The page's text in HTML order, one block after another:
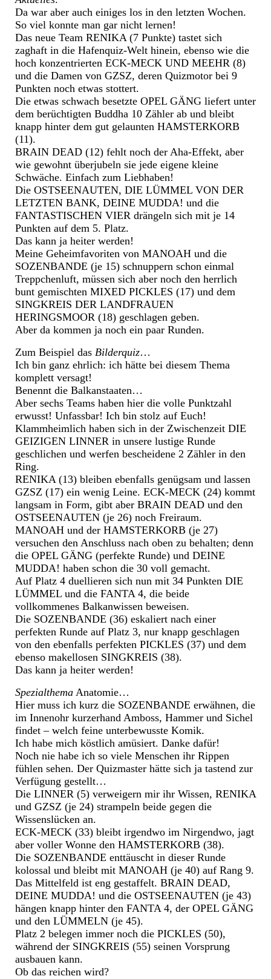
Da war aber auch einiges los in den letzten Wochen.
So viel konnte man gar nicht lernen!
Das neue Team RENIKA (7 Punkte) tastet sich
zaghaft in die Hafenquiz-Welt hinein, ebenso wie die
hoch konzentrierten ECK-MECK UND MEEHR (8)
und die Damen von GZSZ, deren Quizmotor bei 9
Punkten noch etwas stottert.
Die etwas schwach besetzte OPEL GÄNG liefert unter
dem berüchtigten Buddha 10 Zähler ab und bleibt
knapp hinter dem gut gelaunten HAMSTERKORB
(11).
BRAIN DEAD (12) fehlt noch der Aha-Effekt, aber
wie gewohnt überjubeln sie jede eigene kleine
Schwäche. Einfach zum Liebhaben!
Die OSTSEENAUTEN, DIE LÜMMEL VON DER
LETZTEN BANK, DEINE MUDDA! und die
FANTASTISCHEN VIER drängeln sich mit je 14
Punkten auf dem 5. Platz.
Das kann ja heiter werden!
Meine Geheimfavoriten von MANOAH und die
SOZENBANDE (je 15) schnuppern schon einmal
Treppchenluft, müssen sich aber noch den herrlich
bunt gemischten MIXED PICKLES (17) und dem
SINGKREIS DER LANDFRAUEN
HERINGSMOOR (18) geschlagen geben.
Aber da kommen ja noch ein paar Runden.
Zum Beispiel das Bilderquiz…
Ich bin ganz ehrlich: ich hätte bei diesem Thema
komplett versagt!
Benennt die Balkanstaaten…
Aber sechs Teams haben hier die volle Punktzahl
erwusst! Unfassbar! Ich bin stolz auf Euch!
Klammheimlich haben sich in der Zwischenzeit DIE
GEIZIGEN LINNER in unsere lustige Runde
geschlichen und werfen bescheidene 2 Zähler in den
Ring.
RENIKA (13) bleiben ebenfalls genügsam und lassen
GZSZ (17) ein wenig Leine. ECK-MECK (24) kommt
langsam in Form, gibt aber BRAIN DEAD und den
OSTSEENAUTEN (je 26) noch Freiraum.
MANOAH und der HAMSTERKORB (je 27)
versuchen den Anschluss nach oben zu behalten; denn
die OPEL GÄNG (perfekte Runde) und DEINE
MUDDA! haben schon die 30 voll gemacht.
Auf Platz 4 duellieren sich nun mit 34 Punkten DIE
LÜMMEL und die FANTA 4, die beide
vollkommenes Balkanwissen beweisen.
Die SOZENBANDE (36) eskaliert nach einer
perfekten Runde auf Platz 3, nur knapp geschlagen
von den ebenfalls perfekten PICKLES (37) und dem
ebenso makellosen SINGKREIS (38).
Das kann ja heiter werden!
Spezialthema Anatomie…
Hier muss ich kurz die SOZENBANDE erwähnen, die
im Innenohr kurzerhand Amboss, Hammer und Sichel
findet – welch feine unterbewusste Komik.
Ich habe mich köstlich amüsiert. Danke dafür!
Noch nie habe ich so viele Menschen ihr Rippen
fühlen sehen. Der Quizmaster hätte sich ja tastend zur
Verfügung gestellt…
Die LINNER (5) verweigern mir ihr Wissen, RENIKA
und GZSZ (je 24) strampeln beide gegen die
Wissenslücken an.
ECK-MECK (33) bleibt irgendwo im Nirgendwo, jagt
aber voller Wonne den HAMSTERKORB (38).
Die SOZENBANDE enttäuscht in dieser Runde
kolossal und bleibt mit MANOAH (je 40) auf Rang 9.
Das Mittelfeld ist eng gestaffelt. BRAIN DEAD,
DEINE MUDDA! und die OSTSEENAUTEN (je 43)
hängen knapp hinter den FANTA 4, der OPEL GÄNG
und den LÜMMELN (je 45).
Platz 2 belegen immer noch die PICKLES (50),
während der SINGKREIS (55) seinen Vorsprung
ausbauen kann.
Ob das reichen wird?